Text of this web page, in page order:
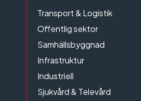
Transport & Logistik
Offentlig sektor
Samhällsbyggnad
Infrastruktur
Industriell
Sjukvård & Televård